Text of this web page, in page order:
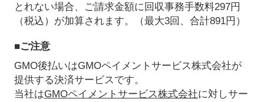
とれない場合、ご請求金額に回収事務手数料297円
（税込）が加算されます。（最大3回、合計891円）
■ご注意
GMO後払いはGMOペイメントサービス株式会社が
提供する決済サービスです。
当社はGMOペイメントサービス株式会社に対しサー